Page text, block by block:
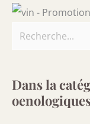
Dans la